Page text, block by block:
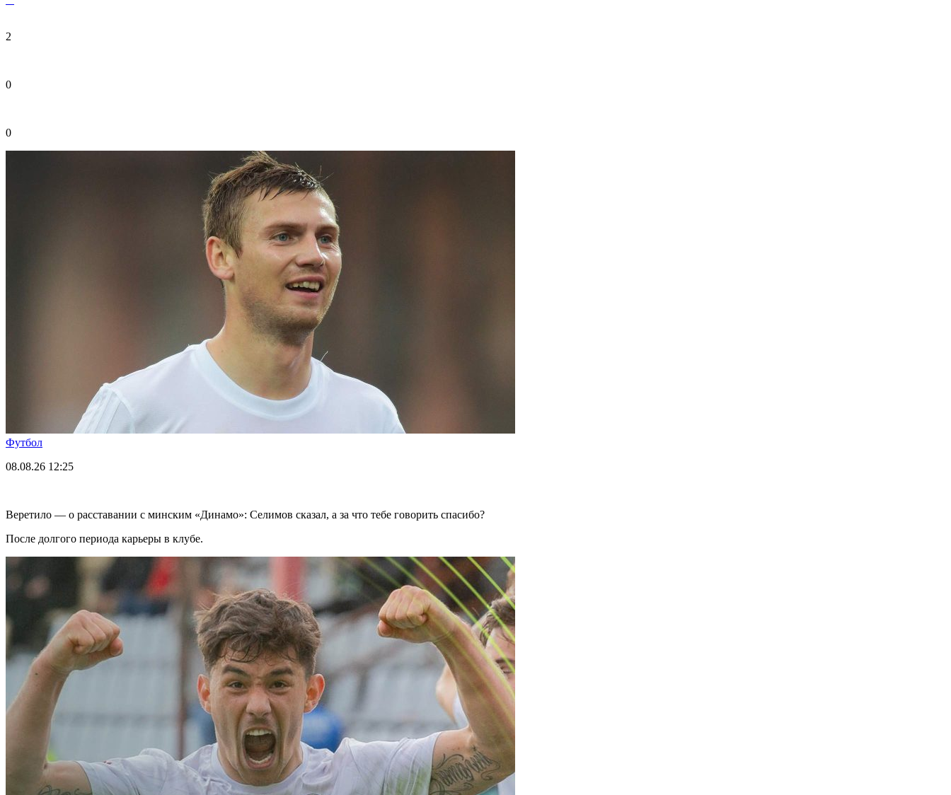
2
0
0
Футбол
08.08.26 12:25
Веретило — о расставании с минским «Динамо»: Селимов сказал, а за что тебе говорить спасибо?
После долгого периода карьеры в клубе.